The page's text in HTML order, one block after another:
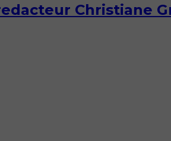
Christiane